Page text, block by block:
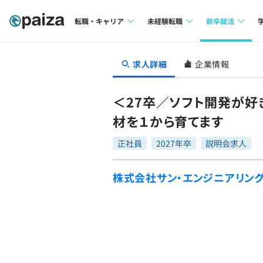
転職・キャリア
転職成功ガイド
未経験転職
求人検索
転職成功ガイド
新卒就活
本選考
インターン
新卒エージェ
インタビュー
求人詳細 企業情報
＜27卒／ソフト開発が
材を１から育てます
正社員 2027年卒 説明会求人
株式会社サン・エンジニアリン